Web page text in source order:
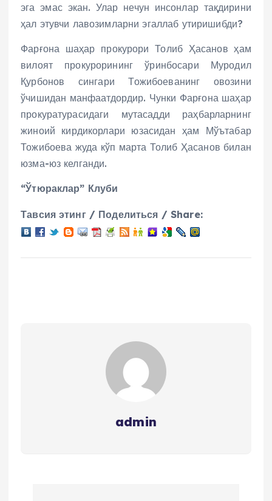
эга эмас экан. Улар нечун инсонлар тақдирини
ҳал этувчи лавозимларни эгаллаб утиришибди?
Фарғона шаҳар прокурори Толиб Ҳасанов ҳам
вилоят прокурорининг ўринбосари Муродил
Қурбонов сингари Тожибоеванинг овозини
ўчишидан манфаатдордир. Чунки Фарғона шаҳар
прокуратурасидаги мутасадди раҳбарларнинг
жиноий кирдикорлари юзасидан ҳам Мўътабар
Тожибоева жуда кўп марта Толиб Ҳасанов билан
юзма-юз келганди.
“Ўтюраклар” Клуби
Тавсия этинг / Поделиться / Share:
admin